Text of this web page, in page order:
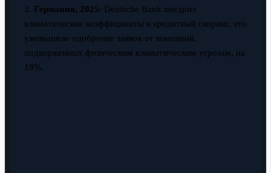
3. Германия, 2025: Deutsche Bank внедрил
климатические коэффициенты в кредитный скоринг, что
уменьшило одобрение заявок от компаний,
подверженных физическим климатическим угрозам, на
18%.